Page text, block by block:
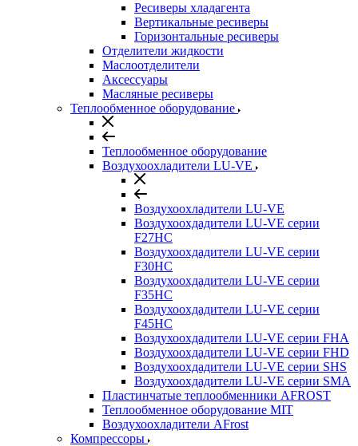
Ресиверы хладагента
Вертикальные ресиверы
Горизонтальные ресиверы
Отделители жидкости
Маслоотделители
Аксессуары
Масляные ресиверы
Теплообменное оборудование
Теплообменное оборудование
Воздухоохладители LU-VE
Воздухоохладители LU-VE
Воздухоохдадители LU-VE серии
F27HC
Воздухоохдадители LU-VE серии
F30HC
Воздухоохдадители LU-VE серии
F35HC
Воздухоохдадители LU-VE серии
F45HC
Воздухоохдадители LU-VE серии FHA
Воздухоохдадители LU-VE серии FHD
Воздухоохдадители LU-VE серии SHS
Воздухоохдадители LU-VE серии SMA
Пластинчатые теплообменники AFROST
Теплообменное оборудование MIT
Воздухоохладители AFrost
Компрессоры